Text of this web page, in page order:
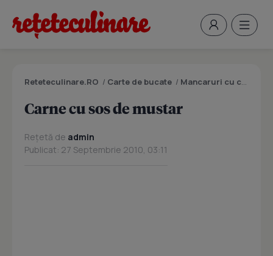
Reteteculinare.RO / Carte de bucate / Mancaruri cu carne
Carne cu sos de mustar
Rețetă de admin
Publicat: 27 Septembrie 2010, 03:11